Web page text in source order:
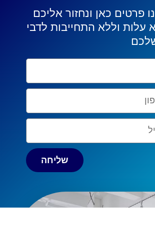
פרטים כאן ונחזור אליכם
עלות וללא התחייבות לדבי
שליחה